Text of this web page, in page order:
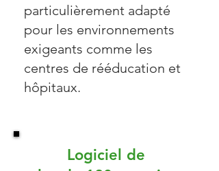
particulièrement adapté
pour les environnements
exigeants comme les
centres de rééducation et
hôpitaux.
Logiciel de